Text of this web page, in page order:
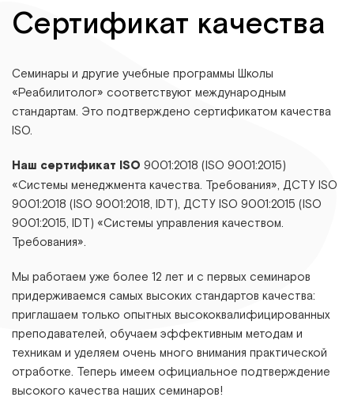
Сертификат качества
Семинары и другие учебные программы Школы
«Реабилитолог» соответствуют международным
стандартам. Это подтверждено сертификатом качества
ISO.
Наш сертификат ISO 9001:2018 (ISO 9001:2015)
«Системы менеджмента качества. Требования», ДСТУ ІЅО
9001:2018 (ІЅО 9001:2018, ІDТ), ДСТУ ІЅО 9001:2015 (ІЅО
9001:2015, ІDТ) «Системы управления качеством.
Требования».
Мы работаем уже более 12 лет и с первых семинаров
придерживаемся самых высоких стандартов качества:
приглашаем только опытных высококвалифицированных
преподавателей, обучаем эффективным методам и
техникам и уделяем очень много внимания практической
отработке. Теперь имеем официальное подтверждение
высокого качества наших семинаров!